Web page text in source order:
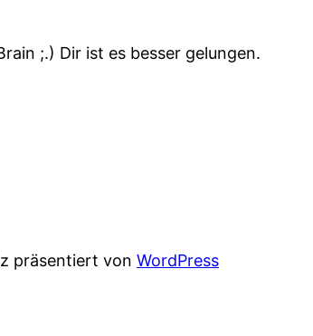
;.) Dir ist es besser gelungen.
präsentiert von WordPress